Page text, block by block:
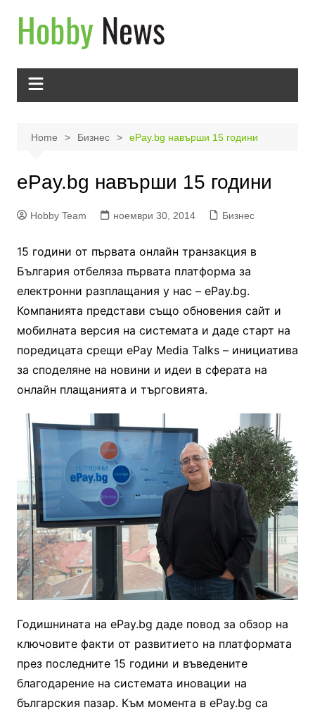
content
Home Бизнес еPay.bg навърши 15 години
еPay.bg навърши 15 години
Hobby Team ноември 30, 2014 Бизнес
15 години от първата онлайн транзакция в
България отбеляза първата платформа за
електронни разплащания у нас – еPay.bg.
Компанията представи също обновения сайт и
мобилната версия на системата и даде старт на
поредицата срещи еPay Media Talks – инициатива
за споделяне на новини и идеи в сферата на
онлайн плащанията и търговията.
Годишнината на еPay.bg даде повод за обзор на
ключовите факти от развитието на платформата
през последните 15 години и въведените
благодарение на системата иновации на
българския пазар. Към момента в еPay.bg са